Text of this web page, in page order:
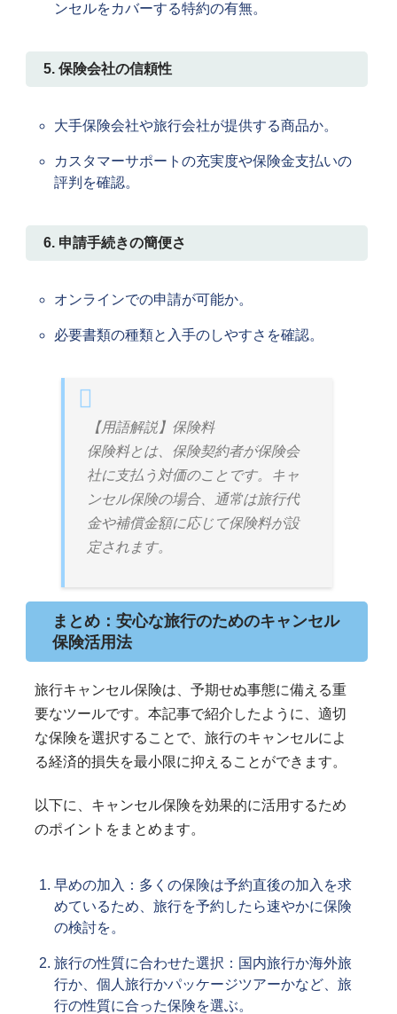
ンセルをカバーする特約の有無。
5. 保険会社の信頼性
大手保険会社や旅行会社が提供する商品か。
カスタマーサポートの充実度や保険金支払いの
評判を確認。
6. 申請手続きの簡便さ
オンラインでの申請が可能か。
必要書類の種類と入手のしやすさを確認。
【用語解説】保険料
保険料とは、保険契約者が保険会
社に支払う対価のことです。キャ
ンセル保険の場合、通常は旅行代
金や補償金額に応じて保険料が設
定されます。
まとめ：安心な旅行のためのキャンセル
保険活用法
旅行キャンセル保険は、予期せぬ事態に備える重
要なツールです。本記事で紹介したように、適切
な保険を選択することで、旅行のキャンセルによ
る経済的損失を最小限に抑えることができます。
以下に、キャンセル保険を効果的に活用するため
のポイントをまとめます。
早めの加入：多くの保険は予約直後の加入を求
めているため、旅行を予約したら速やかに保険
の検討を。
旅行の性質に合わせた選択：国内旅行か海外旅
行か、個人旅行かパッケージツアーかなど、旅
行の性質に合った保険を選ぶ。